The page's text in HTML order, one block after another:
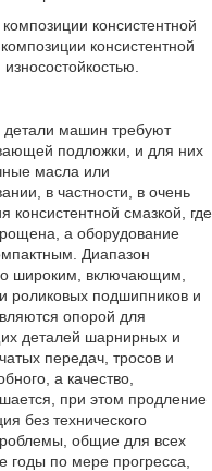
консистентной
консистентной
машин требуют
подложки, и для них
масла или
в частности, в очень
смазкой, где
а оборудование
Диапазон
широким, включающим,
роликовых подшипников и
опорой для
деталей шарнирных и
передач, тросов и
а качество,
при этом продление
без технического
общие для всех
годы по мере прогресса,